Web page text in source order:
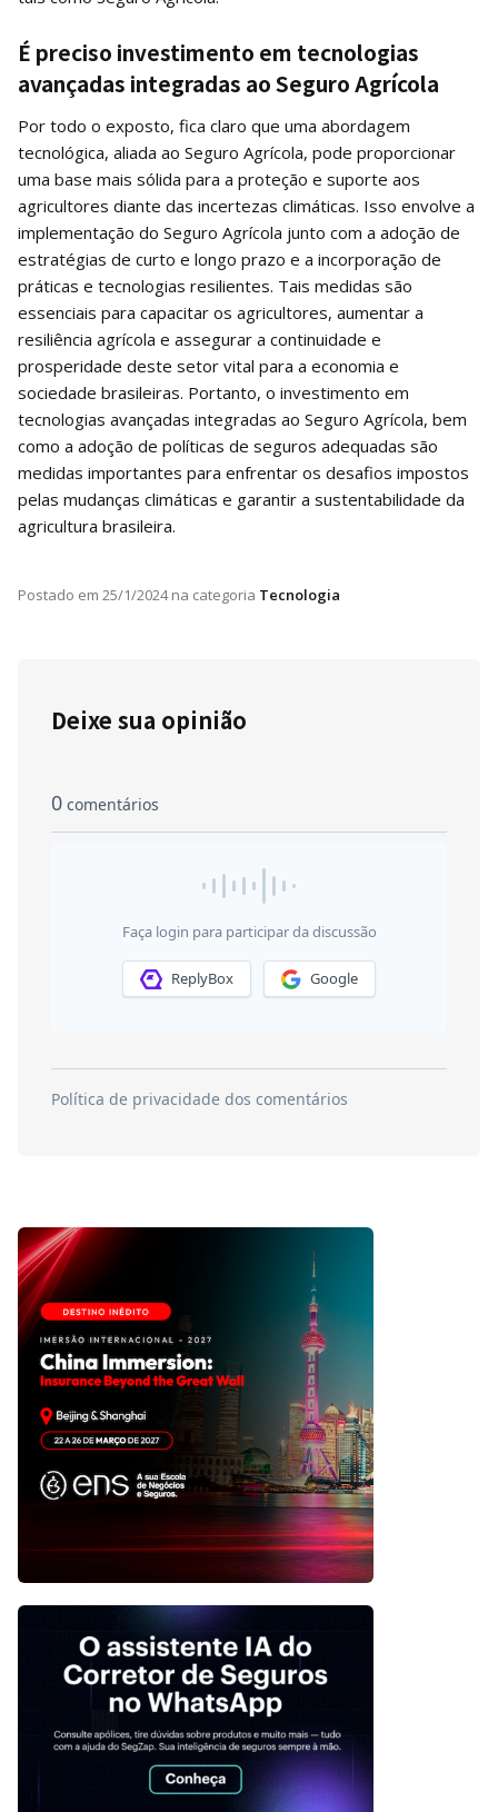
É preciso investimento em tecnologias
avançadas integradas ao Seguro Agrícola
Por todo o exposto, fica claro que uma abordagem
tecnológica, aliada ao Seguro Agrícola, pode proporcionar
uma base mais sólida para a proteção e suporte aos
agricultores diante das incertezas climáticas. Isso envolve a
implementação do Seguro Agrícola junto com a adoção de
estratégias de curto e longo prazo e a incorporação de
práticas e tecnologias resilientes. Tais medidas são
essenciais para capacitar os agricultores, aumentar a
resiliência agrícola e assegurar a continuidade e
prosperidade deste setor vital para a economia e
sociedade brasileiras. Portanto, o investimento em
tecnologias avançadas integradas ao Seguro Agrícola, bem
como a adoção de políticas de seguros adequadas são
medidas importantes para enfrentar os desafios impostos
pelas mudanças climáticas e garantir a sustentabilidade da
agricultura brasileira.
Postado em 25/1/2024na categoria Tecnologia
Deixe sua opinião